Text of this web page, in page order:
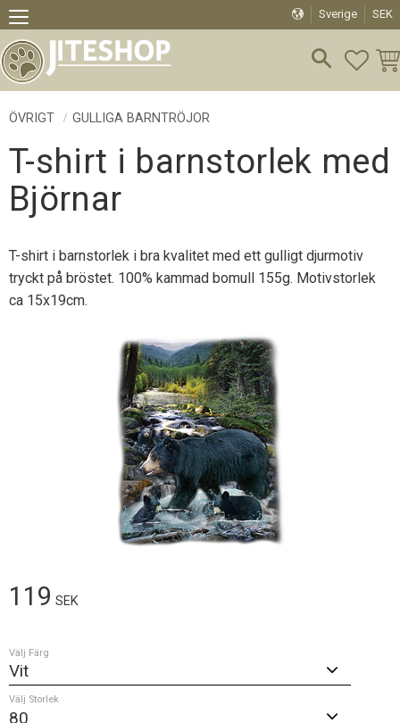
Meny
Sverige SEK
ÖVRIGT GULLIGA BARNTRÖJOR
T-shirt i barnstorlek med
Björnar
T-shirt i barnstorlek i bra kvalitet med ett gulligt djurmotiv
tryckt på bröstet. 100% kammad bomull 155g. Motivstorlek
ca 15x19cm.
119 SEK
Välj Färg
Välj Storlek